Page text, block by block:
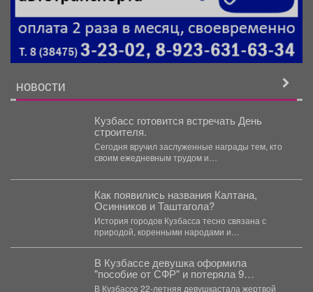
НОВОСТИ
Кузбасс готовится встречать День
строителя.
Сегодня вручил заслуженные награды тем, кто
своим ежедневным трудом и
современный облик...
Как появились названия Калтана,
Осинников и Таштагола?
История городов Кузбасса тесно связана с
природой, коренными народами и
В Кузбассе девушка оформила
"пособие от СФР" и потеряла 9
миллионов
В Кузбассе 22-летняя девушкастала жертвой